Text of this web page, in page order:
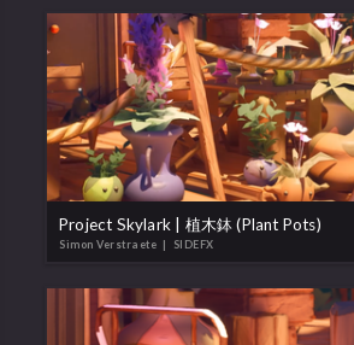
Project Skylark | 植木鉢 (Plant Pots)
Simon Verstraete | SIDEFX